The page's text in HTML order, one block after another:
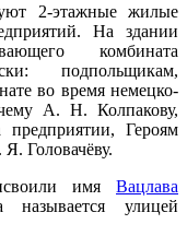
2-этажные жилые
На здании
комбината
подпольщикам,
во время немецко-
А. Н. Колпакову,
Героям
Головачёву.
имя Вацлава
улицей